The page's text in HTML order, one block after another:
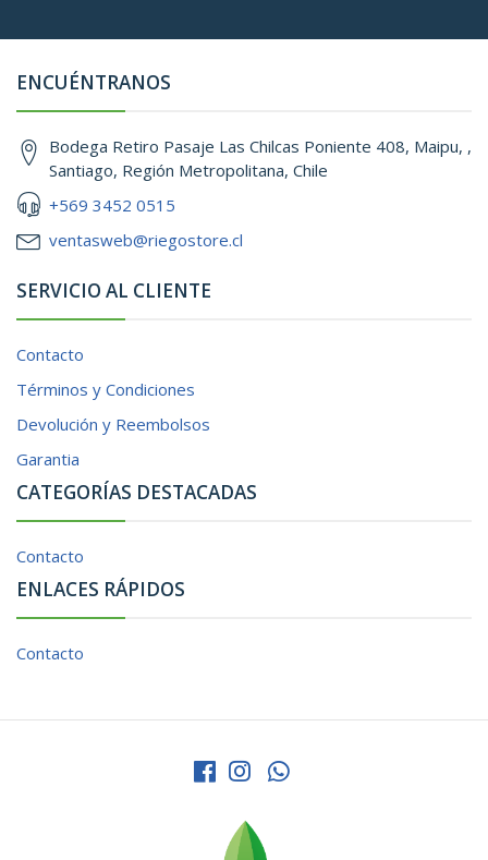
ENCUÉNTRANOS
Bodega Retiro Pasaje Las Chilcas Poniente 408, Maipu, ,
Santiago, Región Metropolitana, Chile
+569 3452 0515
ventasweb@riegostore.cl
SERVICIO AL CLIENTE
Contacto
Términos y Condiciones
Devolución y Reembolsos
Garantia
CATEGORÍAS DESTACADAS
Contacto
ENLACES RÁPIDOS
Contacto